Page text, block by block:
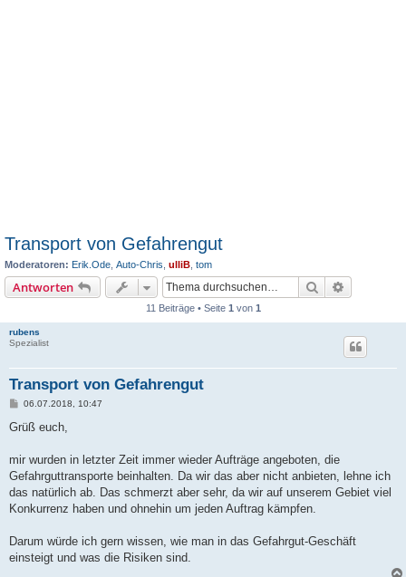
Transport von Gefahrengut
Moderatoren: Erik.Ode Auto-Chris ulliB tom
Antworten Suche
11 Beiträge • Seite 1 von 1
rubens
Spezialist
Transport von Gefahrengut
B
i
a
06.07.2018, 10:47
Grüß euch,
mir wurden in letzter Zeit immer wieder Aufträge angeboten, die
Gefahrguttransporte beinhalten. Da wir das aber nicht anbieten, lehne ich
das natürlich ab. Das schmerzt aber sehr, da wir auf unserem Gebiet viel
Konkurrenz haben und ohnehin um jeden Auftrag kämpfen.
Darum würde ich gern wissen, wie man in das Gefahrgut-Geschäft
einsteigt und was die Risiken sind.